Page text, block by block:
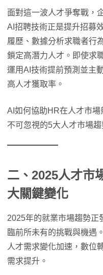
面對這一波人才爭奪戰，
AI招聘技術正是提升招募
履歷、數據分析求職者行
鎖定高潛力人才。即使求
運用AI技術提前預測並主
高人才獲取率。
AI如何協助HR在人才市
不可忽視的5大人才市場趨
二、2025人才市
大關鍵變化
2025年的就業市場趨勢正
臨前所未有的挑戰與機遇
人才需求變化加速，數位
需求提升。